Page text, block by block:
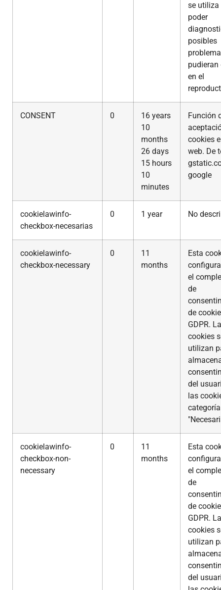
se utiliza
poder
posibles
pudieran
en el
CONSENT 0
16 years
10
months
26 days
15 hours
10
minutes
Función
cookies
web. De
google
cookielawinfo-
checkbox-necesarias
0 1 year No
cookielawinfo-
checkbox-necessary
0
11
months
Esta
el
de
de
GDPR.
cookies
utilizan
del
las
categoría
cookielawinfo-
checkbox-non-
necessary
0
11
months
Esta
el
de
de
GDPR.
cookies
utilizan
del